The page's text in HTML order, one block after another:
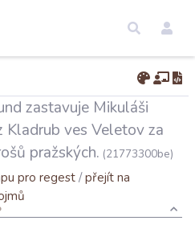
zastavuje Mikuláši
Kladrub ves Veletov za
pražských. (21773300be)
pro regest/přejít na